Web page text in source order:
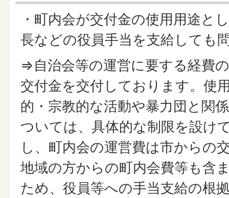
・町内会が交付金の使用用途と
長などの役員手当を支給しても
⇒自治会等の運営に要する経費
交付金を交付しております。使
的・宗教的な活動や暴力団と関
ついては、具体的な制限を設け
し、町内会の運営費は市からの
地域の方からの町内会費等も含
ため、役員等への手当支給の根